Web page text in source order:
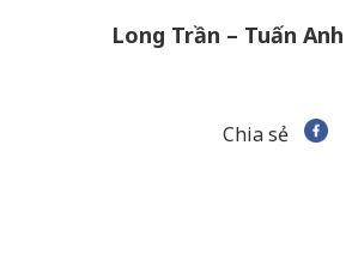
Long Trần – Tuấn Anh
Chia sẻ